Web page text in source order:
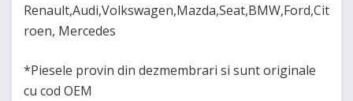
Renault,Audi,Volkswagen,Mazda,Seat,BMW,Ford,Cit
roen, Mercedes
*Piesele provin din dezmembrari si sunt originale
cu cod OEM